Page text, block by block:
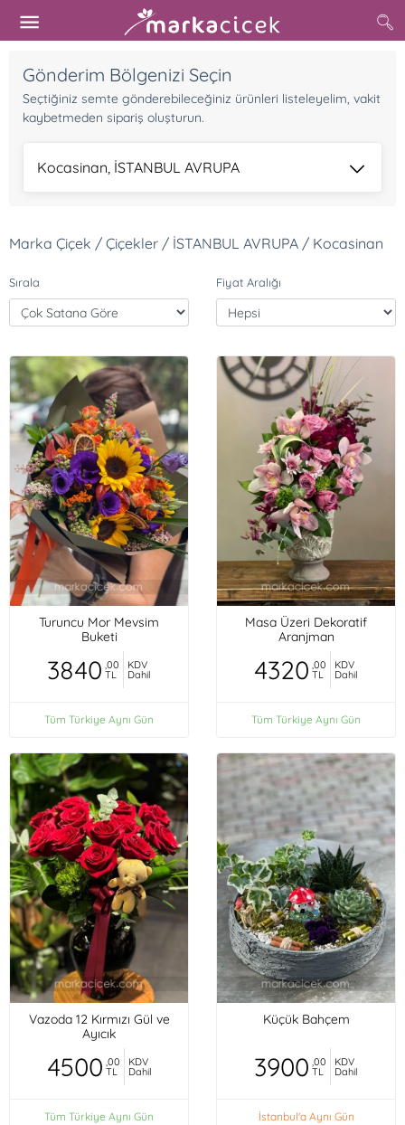
Gönderim Bölgenizi Seçin
Seçtiğiniz semte gönderebileceğiniz ürünleri listeleyelim, vakit
kaybetmeden sipariş oluşturun.
Kocasinan, İSTANBUL AVRUPA
Marka Çiçek / Çiçekler / İSTANBUL AVRUPA / Kocasinan
Sırala Fiyat Aralığı
Turuncu Mor Mevsim
Buketi
3840 ,00
TL
KDV
Dahil
Tüm Türkiye Aynı Gün
Masa Üzeri Dekoratif
Aranjman
4320 ,00
TL
KDV
Dahil
Tüm Türkiye Aynı Gün
Vazoda 12 Kırmızı Gül ve
Ayıcık
4500 ,00
TL
KDV
Dahil
Tüm Türkiye Aynı Gün
Küçük Bahçem
3900 ,00
TL
KDV
Dahil
İstanbul'a Aynı Gün